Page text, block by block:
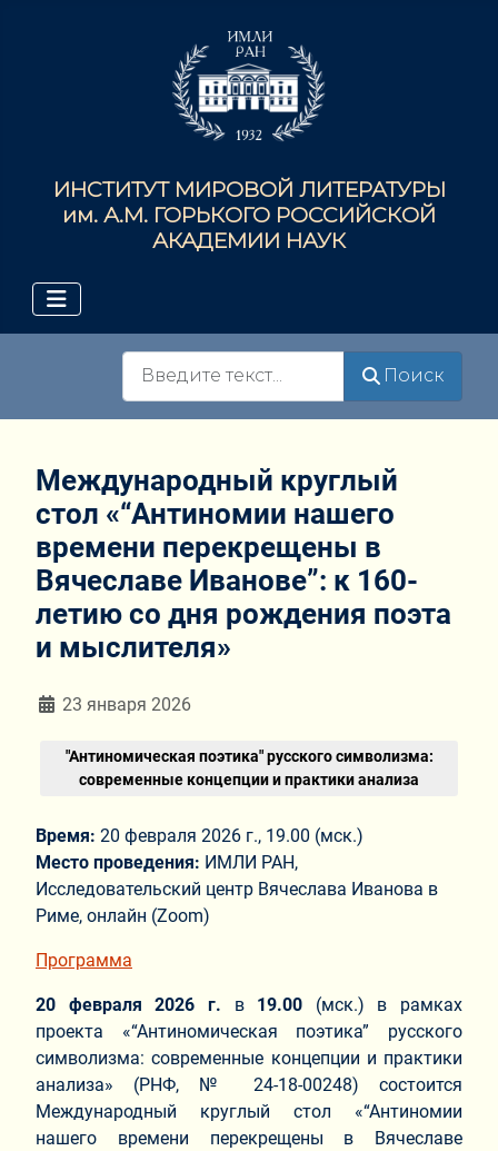
ИНСТИТУТ МИРОВОЙ ЛИТЕРАТУРЫ
им. А.М. ГОРЬКОГО РОССИЙСКОЙ
АКАДЕМИИ НАУК
Поиск
Международный круглый
стол «“Антиномии нашего
времени перекрещены в
Вячеславе Иванове”: к 160-
летию со дня рождения поэта
и мыслителя»
Информация о материале
23 января 2026
"Антиномическая поэтика" русского символизма:
современные концепции и практики анализа
Время: 20 февраля 2026 г., 19.00 (мск.)
Место проведения: ИМЛИ РАН,
Исследовательский центр Вячеслава Иванова в
Риме, онлайн (Zoom)
Программа
20 февраля 2026 г. в19.00 (мск.) в рамках
проекта «“Антиномическая поэтика” русского
символизма: современные концепции и практики
анализа» (РНФ, № 24-18-00248) состоится
Международный круглый стол «“Антиномии
нашего времени перекрещены в Вячеславе